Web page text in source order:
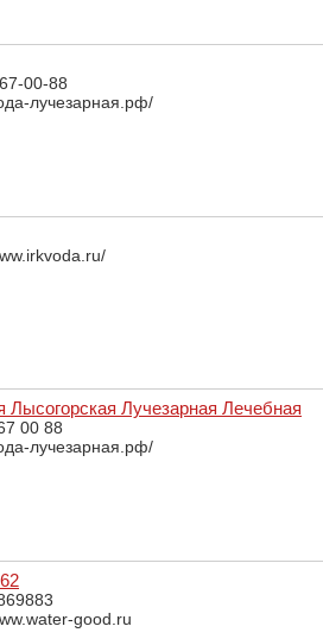
00-88
лучезарная.рф/
Лысогорская Лучезарная Лечебная
00 88
лучезарная.рф/
good.ru